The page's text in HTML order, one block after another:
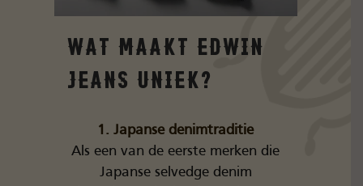
Wat maakt Edwin
Jeans uniek?
1. Japanse denimtraditie
Als een van de eerste merken die
Japanse selvedge denim